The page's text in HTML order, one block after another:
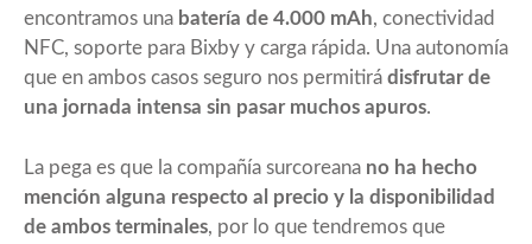
encontramos una batería de 4.000 mAh, conectividad
NFC, soporte para Bixby y carga rápida. Una autonomía
que en ambos casos seguro nos permitirá disfrutar de
una jornada intensa sin pasar muchos apuros.
La pega es que la compañía surcoreana no ha hecho
mención alguna respecto al precio y la disponibilidad
de ambos terminales, por lo que tendremos que